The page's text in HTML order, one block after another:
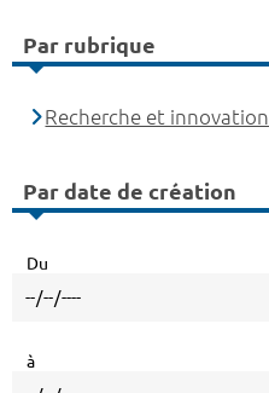
Par rubrique
Recherche et innovation
Par date de création
Du
à